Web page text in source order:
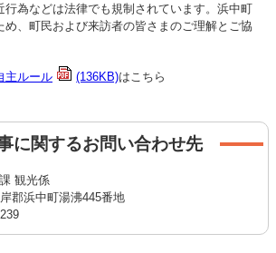
行為などは法律でも規制されています。浜中町
め、町民および来訪者の皆さまのご理解とご協
主ルール (136KB)はこちら
に関するお問い合わせ先
観光係
郡浜中町湯沸445番地